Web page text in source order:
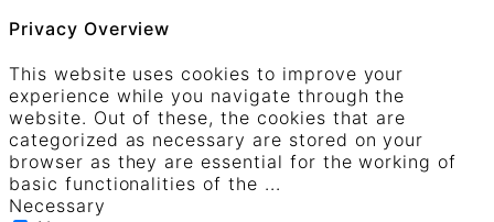
Privacy Overview
This website uses cookies to improve your
experience while you navigate through the
website. Out of these, the cookies that are
categorized as necessary are stored on your
browser as they are essential for the working of
basic functionalities of the ...
Necessary